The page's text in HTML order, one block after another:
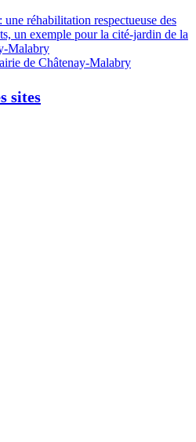
réhabilitation respectueuse des
un exemple pour la cité-jardin de la
Malabry
de Châtenay-Malabry
sites